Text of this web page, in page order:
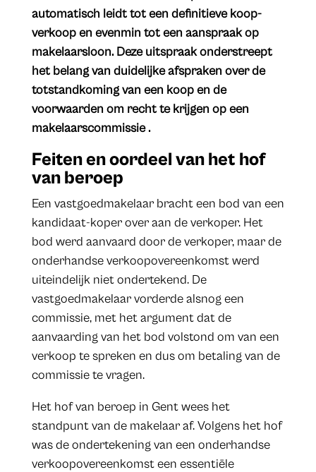
automatisch leidt tot een definitieve koop-
verkoop en evenmin tot een aanspraak op
makelaarsloon. Deze uitspraak onderstreept
het belang van duidelijke afspraken over de
totstandkoming van een koop en de
voorwaarden om recht te krijgen op een
makelaarscommissie .
​​Feiten en oordeel van het hof
van beroep
Een vastgoedmakelaar bracht een bod van een
kandidaat-koper over aan de verkoper. Het
bod werd aanvaard door de verkoper, maar de
onderhandse verkoopovereenkomst werd
uiteindelijk niet ondertekend. De
vastgoedmakelaar vorderde alsnog een
commissie, met het argument dat de
aanvaarding van het bod volstond om van een
verkoop te spreken en dus om betaling van de
commissie te vragen.
Het hof van beroep in Gent wees het
standpunt van de makelaar af. Volgens het hof
was de ondertekening van een onderhandse
verkoopovereenkomst een essentiële